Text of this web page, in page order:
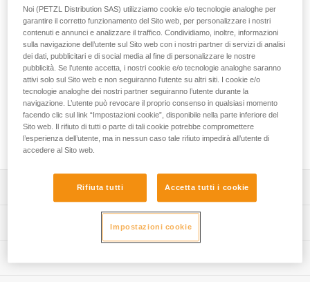
fune o di potatore. Comodo da portare, grazie all’imbottitura
sulle zone di contatto. Le tasche di diversi formati e i
numerosi portamateriali vi consentono di organizzare e
assicurare l’attrezzatura. Le varie opzioni di apertura vi
consentono di accedere rapidamente e facilmente a tutto
quello di cui avete bisogno. Può anche essere
completamente aperto e appoggiato a terra, nella fase di
preparazione prima dell’intervento. La costruzione robusta,
con tessuto tech TPU, fondo saldato e tessuto rinforzato, ne
fa un sacco progettato per gli utilizzi intensivi.
Comfort ed ergonomia di utilizzo:
- comodo da portare, grazie all’imbottitura degli spallacci,
dello schienale e della fettuccia ventrale,
Specifiche tecniche
Noi (PETZL Distribution SAS) utilizziamo cookie e/o tecnologie analoghe per
garantire il corretto funzionamento del Sito web, per personalizzare i nostri
contenuti e annunci e analizzare il traffico. Condividiamo, inoltre, informazioni
sulla navigazione dell’utente sul Sito web con i nostri partner di servizi di analisi
dei dati, pubblicitari e di social media al fine di personalizzare le nostre
pubblicità. Se l’utente accetta, i nostri cookie e/o tecnologie analoghe saranno
attivi solo sul Sito web e non seguiranno l’utente su altri siti. I cookie e/o
tecnologie analoghe dei nostri partner seguiranno l’utente durante la
navigazione. L’utente può revocare il proprio consenso in qualsiasi momento
facendo clic sul link “Impostazioni cookie”, disponibile nella parte inferiore del
Sito web. Il rifiuto di tutti o parte di tali cookie potrebbe compromettere
l’esperienza dell’utente, ma in nessun caso tale rifiuto impedirà all’utente di
accedere al Sito web.
Rifiuta tutti Accetta tutti i cookie
Impostazioni cookie